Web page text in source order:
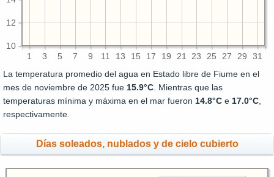
1 3 5 7 9 11 13 15 17 19 21 23 25 27 29 31
10
12
La temperatura promedio del agua en Estado libre de Fiume en el
mes de noviembre de 2025 fue 15.9°C . Mientras que las
temperaturas mínima y máxima en el mar fueron 14.8°C e 17.0°C
respectivamente.
Días soleados, nublados y de cielo cubierto